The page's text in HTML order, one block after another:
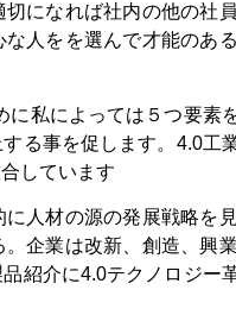
になれば社内の他の社
人をを選んで才能のあ
私によっては５つ要素
る事を促します。4.0工
しています
人材の源の発展戦略を
企業は改新、創造、興
紹介に4.0テクノロジー